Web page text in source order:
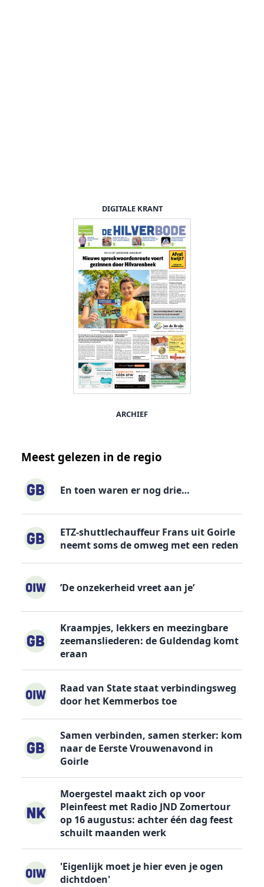
DIGITALE KRANT
ARCHIEF
Meest gelezen in de regio
En toen waren er nog drie…
ETZ-shuttlechauffeur Frans uit Goirle
neemt soms de omweg met een reden
’De onzekerheid vreet aan je’
Kraampjes, lekkers en meezingbare
zeemansliederen: de Guldendag komt
eraan
Raad van State staat verbindingsweg
door het Kemmerbos toe
Samen verbinden, samen sterker: kom
naar de Eerste Vrouwenavond in
Goirle
Moergestel maakt zich op voor
Pleinfeest met Radio JND Zomertour
op 16 augustus: achter één dag feest
schuilt maanden werk
'Eigenlijk moet je hier even je ogen
dichtdoen'